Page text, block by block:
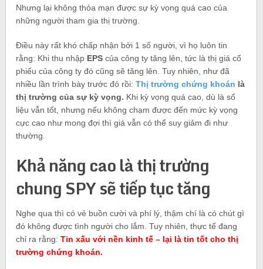
Nhưng lại không thỏa mạn được sự kỳ vọng quá cao của
những người tham gia thị trường.
Điều này rất khó chấp nhận bởi 1 số người, vì họ luôn tin
rằng: Khi thu nhập EPS của công ty tăng lên, tức là thị giá cổ
phiếu của công ty đó cũng sẽ tăng lên. Tuy nhiên, như đã
nhiều lần trình bày trước đó rồi:Thị trường chứng khoán là
thị trường của sự kỳ vọng. Khi kỳ vọng quá cao, dù là số
liệu vẫn tốt, nhưng nếu không chạm được đến mức kỳ vọng
cực cao như mong đợi thì giá vẫn có thể suy giảm đi như
thường.
Khả năng cao là thị trường
chung SPY sẽ tiếp tục tăng
Nghe qua thì có vẻ buồn cười và phí lý, thậm chí là có chút gì
đó không được tình người cho lắm. Tuy nhiên, thực tế đang
chỉ ra rằng:Tin xấu với nền kinh tế – lại là tin tốt cho thị
trường chứng khoán.